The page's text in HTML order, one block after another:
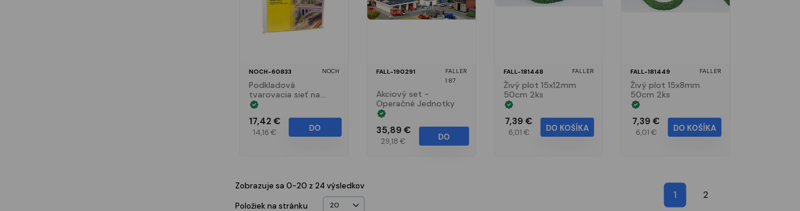
NOCH-60833 NOCH
Podkladová
tvarovacia sieť na
výrobu krajiny 1m x
17,42 €
14,16 € DO
FALL-190291
FALLER
1:87
Akciový set -
Operačné Jednotky
35,89 €
29,18 € DO
FALL-181448 FALLER
Živý plot 15x12mm
50cm 2ks
7,39 €
6,01 € DO KOŠÍKA
FALL-181449 FALLER
Živý plot 15x8mm
50cm 2ks
7,39 €
6,01 € DO KOŠÍKA
Zobrazuje sa 0-20 z 24 výsledkov
Položiek na stránku
1 2